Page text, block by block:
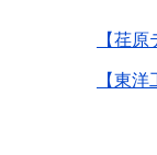
【荏
【東